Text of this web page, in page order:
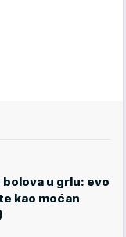
u grlu: evo
kao moćan